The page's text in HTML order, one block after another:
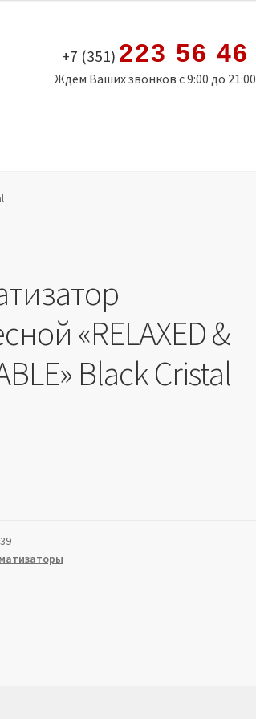
+7 (351) 223 56 46
Ждём Ваших звонков с 9:00 до 21:00
«RELAXED &
Black Cristal